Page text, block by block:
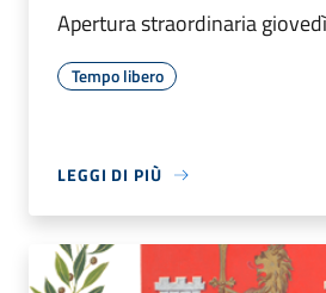
Apertura straordinaria
Tempo libero
LEGGI DI PIÙ